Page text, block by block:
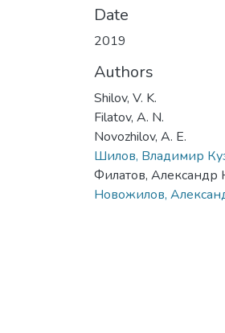
Date
2019
Authors
Shilov, V. K.
Filatov, A. N.
Novozhilov, A. E.
Шилов, Владимир
Филатов, Александр
Новожилов,